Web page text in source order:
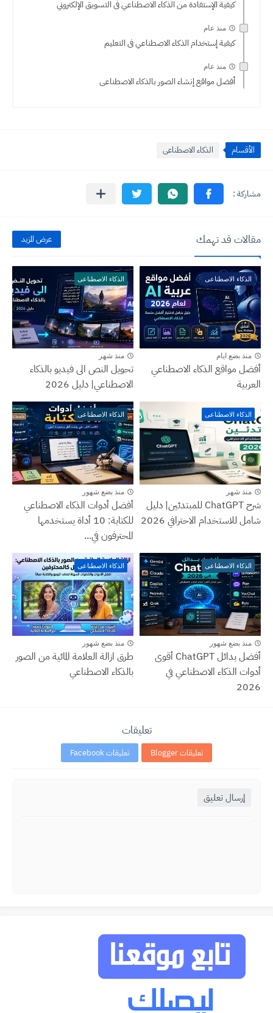
كيفية الإستفادة من الذكاء الاصطناعي فى التسويق الإلكتروني
منذ عام
كيفية إستخدام الذكاء الاصطناعي فى التعليم
منذ عام
أفضل مواقع إنشاء الصور بالذكاء الاصطناعى
الأقسام الذكاء الاصطناعى
مقالات قد تهمك عرض المزيد
الذكاء الاصطناعى
منذ بضع ايام
أفضل مواقع الذكاء الاصطناعي
العربية
الذكاء الاصطناعى
منذ شهر
تحويل النص الى فيديو بالذكاء
الاصطناعي| دليل 2026
الذكاء الاصطناعى
منذ شهر
شرح ChatGPT للمبتدئين| دليل
شامل للاستخدام الاحترافي 2026
الذكاء الاصطناعى
منذ بضع شهور
أفضل أدوات الذكاء الاصطناعي
للكتابة: 10 أداة يستخدمها
المحترفون في...
الذكاء الاصطناعى
منذ بضع شهور
أفضل بدائل ChatGPT أقوى
أدوات الذكاء الاصطناعي في
2026
الذكاء الاصطناعى
منذ بضع شهور
طرق ازالة العلامة المائية من الصور
بالذكاء الاصطناعي
تعليقات
تعليقات Blogger تعليقات Facebook
إرسال تعليق